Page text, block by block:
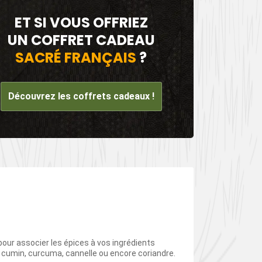
ET SI VOUS OFFRIEZ
UN COFFRET CADEAU
SACRÉ FRANÇAIS ?
Découvrez les coffrets cadeaux !
associer les épices à vos ingrédients
curcuma, cannelle ou encore coriandre.